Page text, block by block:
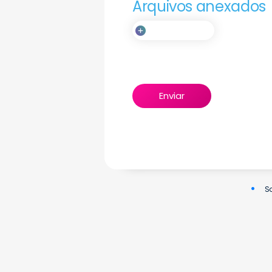
Arquivos anexados
Contact Us With
Enviar